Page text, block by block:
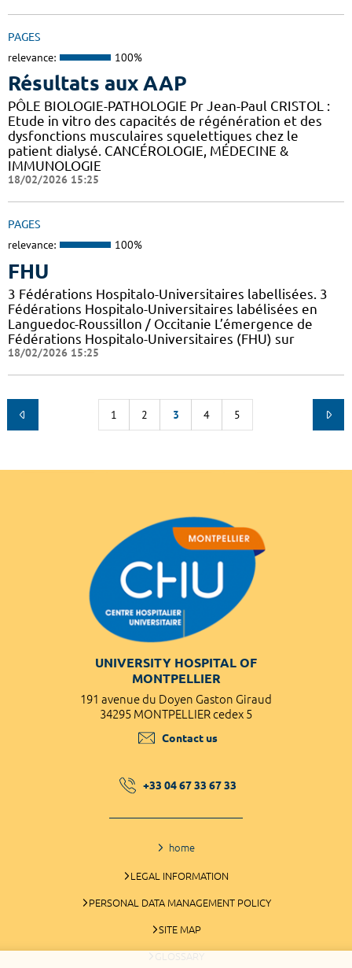
PAGES
relevance: 100%
Résultats aux AAP
PÔLE BIOLOGIE-PATHOLOGIE Pr Jean-Paul CRISTOL :
Etude in vitro des capacités de régénération et des
dysfonctions musculaires squelettiques chez le
patient dialysé. CANCÉROLOGIE, MÉDECINE &
IMMUNOLOGIE
18/02/2026 15:25
PAGES
relevance: 100%
FHU
3 Fédérations Hospitalo-Universitaires labellisées. 3
Fédérations Hospitalo-Universitaires labélisées en
Languedoc-Roussillon / Occitanie L’émergence de
Fédérations Hospitalo-Universitaires (FHU) sur
18/02/2026 15:25
1 2 3 4 5
UNIVERSITY HOSPITAL OF
MONTPELLIER
191 avenue du Doyen Gaston Giraud
34295 MONTPELLIER cedex 5
Contact us
+33 04 67 33 67 33
home
LEGAL INFORMATION
PERSONAL DATA MANAGEMENT POLICY
SITE MAP
GLOSSARY